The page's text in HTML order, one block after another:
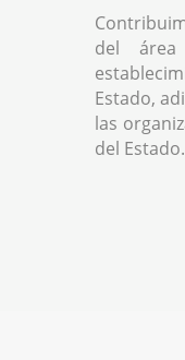
del
Estado,
las
del Estado.